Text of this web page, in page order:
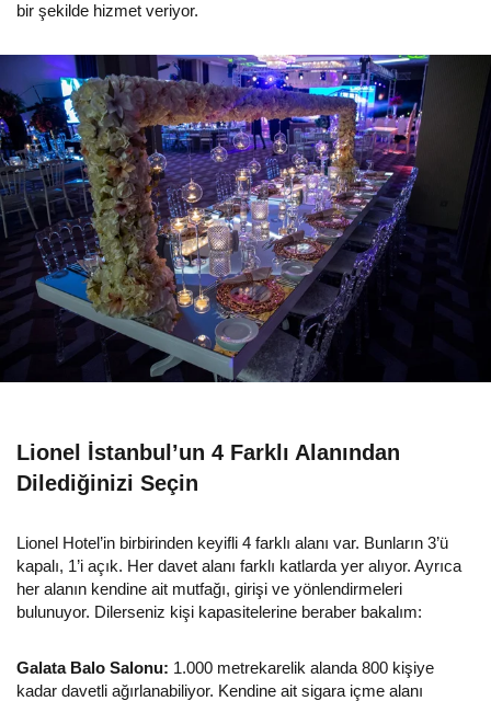
bir şekilde hizmet veriyor.
Lionel İstanbul’un 4 Farklı Alanından
Dilediğinizi Seçin
Lionel Hotel’in birbirinden keyifli 4 farklı alanı var. Bunların 3’ü
kapalı, 1’i açık. Her davet alanı farklı katlarda yer alıyor. Ayrıca
her alanın kendine ait mutfağı, girişi ve yönlendirmeleri
bulunuyor. Dilerseniz kişi kapasitelerine beraber bakalım:
Galata Balo Salonu: 1.000 metrekarelik alanda 800 kişiye
kadar davetli ağırlanabiliyor. Kendine ait sigara içme alanı